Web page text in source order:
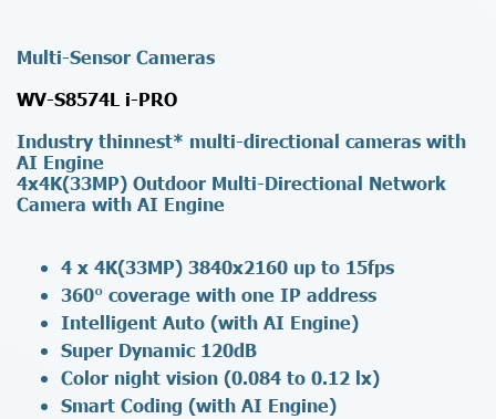
Multi-Sensor Cameras
WV-S8574L i-PRO
Industry thinnest* multi-directional cameras with
AI Engine
4x4K(33MP) Outdoor Multi-Directional Network
Camera with AI Engine
4 x 4K(33MP) 3840x2160 up to 15fps
360° coverage with one IP address
Intelligent Auto (with AI Engine)
Super Dynamic 120dB
Color night vision (0.084 to 0.12 lx)
Smart Coding (with AI Engine)